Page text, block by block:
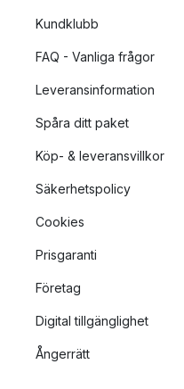
Kundklubb
FAQ - Vanliga frågor
Leveransinformation
Spåra ditt paket
Köp- & leveransvillkor
Säkerhetspolicy
Cookies
Prisgaranti
Företag
Digital tillgänglighet
Ångerrätt